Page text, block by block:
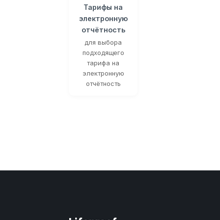
Тарифы на
электронную
отчётность
для выбора
подходящего
тарифа на
электронную
отчётность